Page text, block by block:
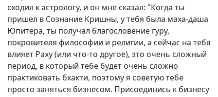
сходил к астрологу, и он мне сказал: "Когда ты
пришел в Сознание Кришны, у тебя была маха-даша
Юпитера, ты получал благословение гуру,
покровителя философии и религии, а сейчас на тебя
влияет Раху (или что-то другое), это очень сложный
период, в который тебе будет очень сложно
практиковать бхакти, поэтому я советую тебе
просто заняться бизнесом. Присоединись к бизнесу